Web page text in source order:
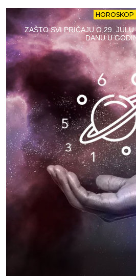
HOROSKOP
ZAŠTO SVI PRIČAJU O 29.
DANU U